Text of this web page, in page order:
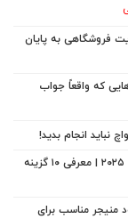
فروشگاهی به پایان
که واقعاً جواب
مناسب‌ترین کارت گرافیک برای بازی و گیمینگ در سال ۲۰۲۵ | معرفی ۱۰ گزینه
منیجر مناسب برای